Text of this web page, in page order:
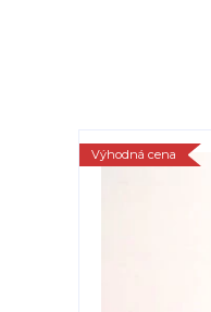
Výhodná cena